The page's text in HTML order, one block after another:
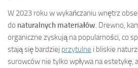
W 2023 roku w wykańczaniu wnętrz
do naturalnych materiałów. Drewno,
organiczne zyskują na popularności, co
stają się bardziej przytulne i bliskie
surowców nie tylko wpływa na estetykę,